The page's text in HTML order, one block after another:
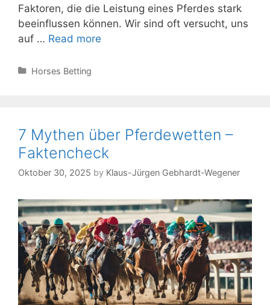
Faktoren, die die Leistung eines Pferdes stark
beeinflussen können. Wir sind oft versucht, uns
auf … Read more
Rennsport
Categories
Horses Betting
7 Mythen über Pferdewetten –
Faktencheck
Oktober 30, 2025 by Klaus-Jürgen Gebhardt-Wegener